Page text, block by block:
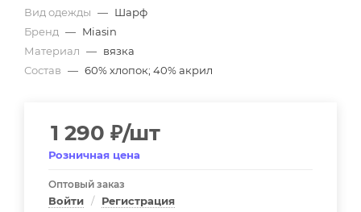
Вид одежды — Шарф
Бренд — Miasin
Материал — вязка
Состав — 60% хлопок; 40% акрил
1 290 ₽/шт
Розничная цена
Оптовый заказ
Войти / Регистрация